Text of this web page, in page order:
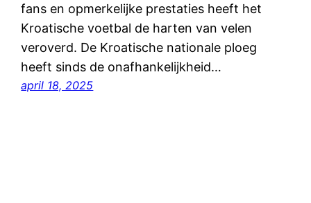
fans en opmerkelijke prestaties heeft het
Kroatische voetbal de harten van velen
veroverd. De Kroatische nationale ploeg
heeft sinds de onafhankelijkheid…
april 18, 2025